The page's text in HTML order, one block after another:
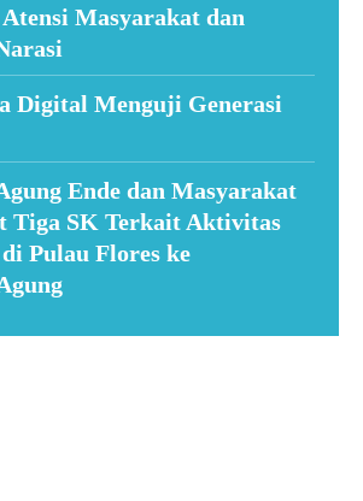
Atensi Masyarakat dan
Digital Menguji Generasi
Ende dan Masyarakat
Tiga SK Terkait Aktivitas
Pulau Flores ke